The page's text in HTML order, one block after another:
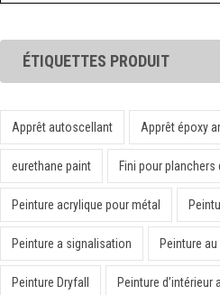
ÉTIQUETTES PRODUIT
Apprêt autoscellant Apprêt époxy
eurethane paint Fini pour planchers
Peinture acrylique pour métal
Peinture a signalisation Peinture
Peinture Dryfall Peinture